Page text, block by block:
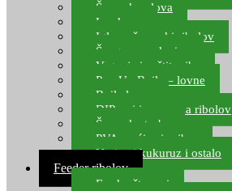
Šaranska olova
Leadcore
Igle za šaranski ribolov
Špage, upredenice
Vaganje i zaštita ribe
Pop Up Boile – lovne
Boile lovne
DIP-ovi i arome za ribolov
Šaranske torbe
PVA vrećice i pribor
Umjetni kukuruz i ostalo
Feeder ribolov
Feeder štapovi